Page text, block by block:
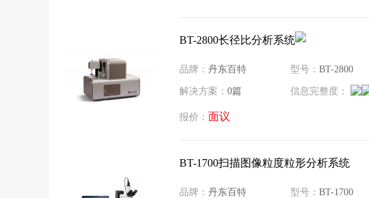
BT-2800长径比分析系统
品牌： 丹东百特 型号： BT-2800
解决方案： 0篇 信息完整度：
报价： 面议
BT-1700扫描图像粒度粒形分析系统
品牌： 丹东百特 型号： BT-1700